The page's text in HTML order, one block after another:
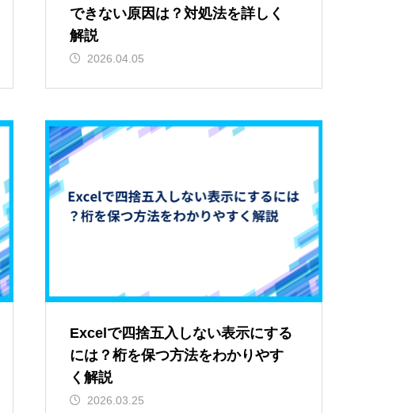
できない原因は？対処法を詳しく
解説
2026.04.05
Excelで四捨五入しない表示にする
には？桁を保つ方法をわかりやす
く解説
2026.03.25